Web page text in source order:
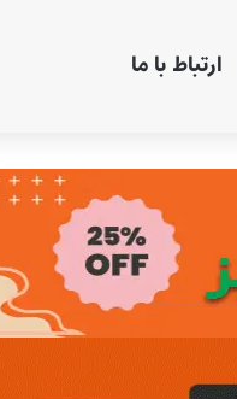
ارتباط با ما